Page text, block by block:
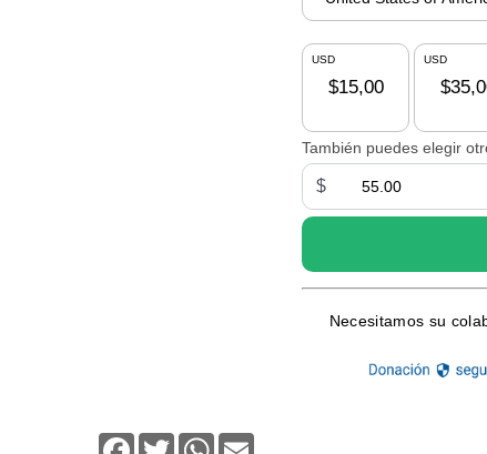
Facebook
TwitterWhatsApp